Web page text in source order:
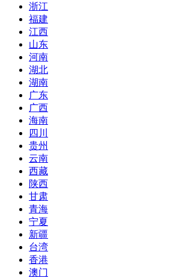
浙江
福建
江西
山东
河南
湖北
湖南
广东
广西
海南
四川
贵州
云南
西藏
陕西
甘肃
青海
宁夏
新疆
台湾
香港
澳门